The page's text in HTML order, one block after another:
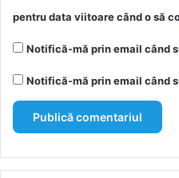
pentru data viitoare când o să
Notifică-mă prin email când
Notifică-mă prin email când